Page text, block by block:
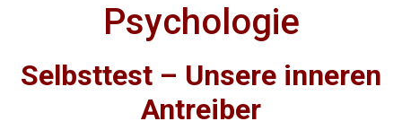
Psychologie
Selbsttest – Unsere inneren
Antreiber